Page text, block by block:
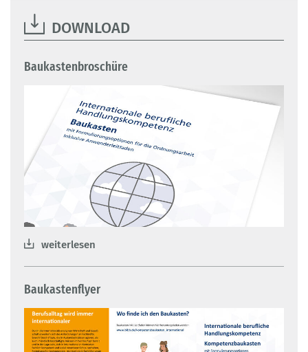
DOWNLOAD
Baukastenbroschüre
weiterlesen
Baukastenflyer